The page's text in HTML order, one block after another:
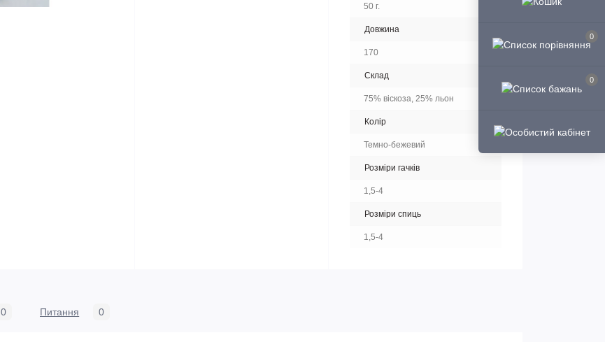
0
0
50 г.
Довжина
170
Склад
75% віскоза, 25% льон
Колір
Темно-бежевий
Розміри гачків
1,5-4
Розміри спиць
1,5-4
0 Питання 0